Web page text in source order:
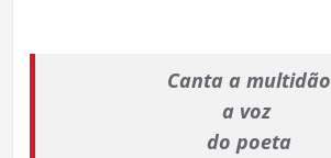
Canta a multidão
a voz
do poeta